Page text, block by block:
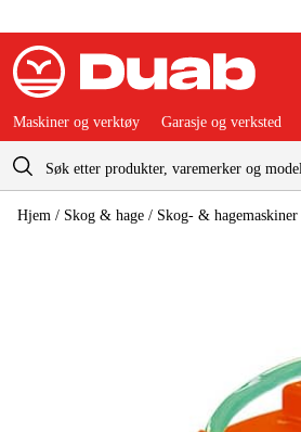
Handlevogn
Maskiner og verktøy Garasje og verksted
Hjem / Skog & hage / Skog- & hagemaskiner